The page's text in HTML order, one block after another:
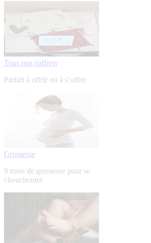
Tous nos coffrets
Parfait à offrir ou à s‘offrir
Grossesse
9 mois de grossesse pour se
chouchouter